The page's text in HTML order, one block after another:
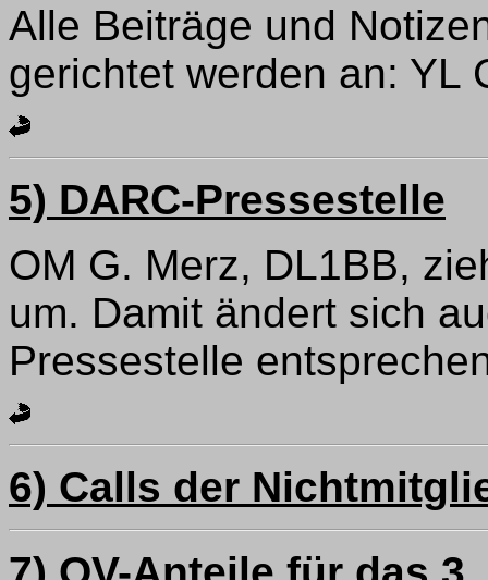
Alle Beiträge und
gerichtet werden an: YL
5) DARC-Pressestelle
OM G. Merz, DL1BB,
um. Damit ändert sich
Pressestelle
6) Calls der